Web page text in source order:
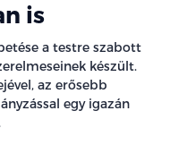
is
a testre szabott
készült.
az erősebb
egy igazán